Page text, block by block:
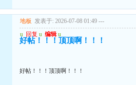
地板 发表于: 2026-07-08 01:49 ---
u 回复 u 编辑 u
好帖！！！顶顶啊！！！
好帖！！！顶顶啊！！！